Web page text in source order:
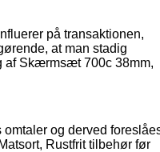
på transaktionen,
at man stadig
af Skærmsæt 700c 38mm,
og derved
Rustfrit tilbehør før